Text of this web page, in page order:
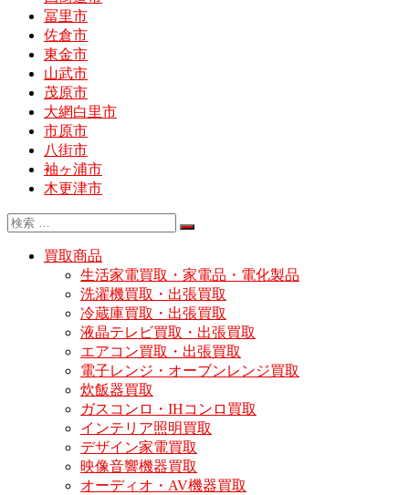
冨里市
佐倉市
東金市
山武市
茂原市
大網白里市
市原市
八街市
袖ヶ浦市
木更津市
買取商品
生活家電買取・家電品・電化製品
洗濯機買取・出張買取
冷蔵庫買取・出張買取
液晶テレビ買取・出張買取
エアコン買取・出張買取
電子レンジ・オーブンレンジ買取
炊飯器買取
ガスコンロ・IHコンロ買取
インテリア照明買取
デザイン家電買取
映像音響機器買取
オーディオ・AV機器買取